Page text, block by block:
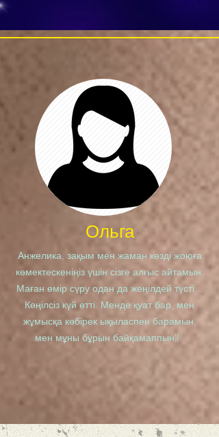
Ольга
Анжелика, зақым мен жаман көзді жоюға
көмектескеніңіз үшін сізге алғыс айтамын.
Маған өмір сүру одан да жеңілдей түсті...
Көңілсіз күй өтті. Менде қуат бар, мен
жұмысқа көбірек ықыласпен барамын,
мен мұны бұрын байқамаппын))